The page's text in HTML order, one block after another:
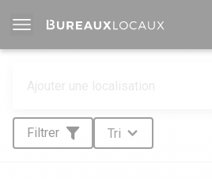
Filtrer Tri